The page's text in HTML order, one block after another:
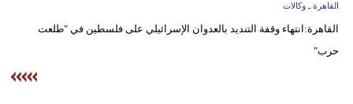
القاهرة ـ وكالات
القاهرة:انتهاء وقفة التنديد بالعدوان الإسرائيلي على فلسطين في "طلعت
حرب"